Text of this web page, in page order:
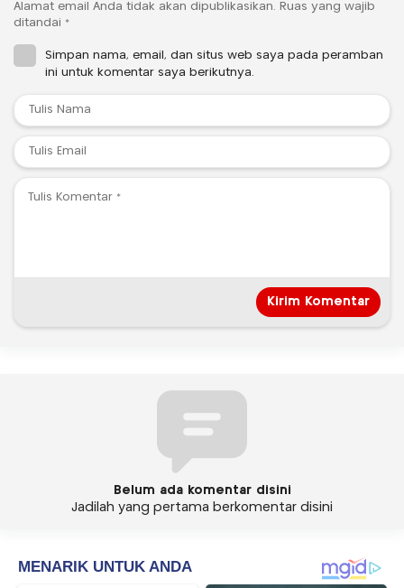
Alamat email Anda tidak akan dipublikasikan. Ruas yang wajib
ditandai *
Simpan nama, email, dan situs web saya pada peramban
ini untuk komentar saya berikutnya.
Belum ada komentar disini
Jadilah yang pertama berkomentar disini